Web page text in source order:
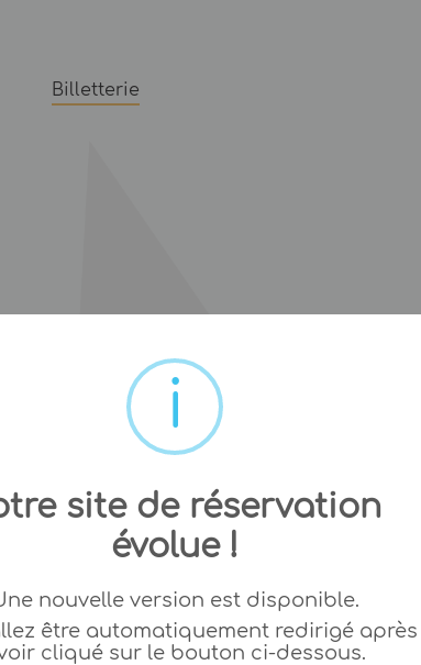
Billetterie
site de réservation
évolue !
nouvelle version est disponible.
être automatiquement redirigé après
cliqué sur le bouton ci-dessous.